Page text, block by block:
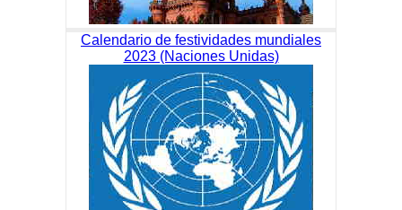
Calendario de festividades mundiales
2023 (Naciones Unidas)